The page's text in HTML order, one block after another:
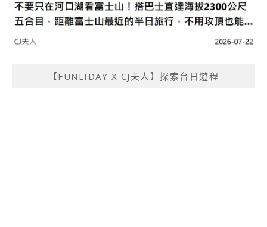
【FUNLIDAY X CJ夫人】探索台日遊程